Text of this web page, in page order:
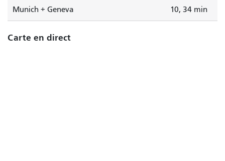
Munich + Geneva 10, 34 min
Carte en direct